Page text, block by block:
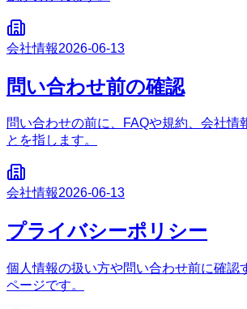
会社情報2026-06-13
問い合わせ前の確認
問い合わせの前に、FAQや規約、会社情
とを指します。
会社情報2026-06-13
プライバシーポリシー
個人情報の扱い方や問い合わせ前に確認
ページです。